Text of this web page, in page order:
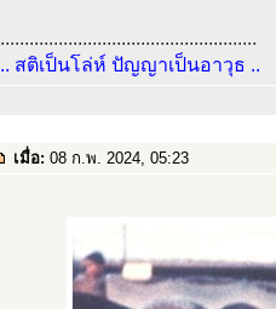
.....................................................
.. สติเป็นโล่ห์ ปัญญาเป็นอาวุธ ..
เมื่อ: 08 ก.พ. 2024, 05:23